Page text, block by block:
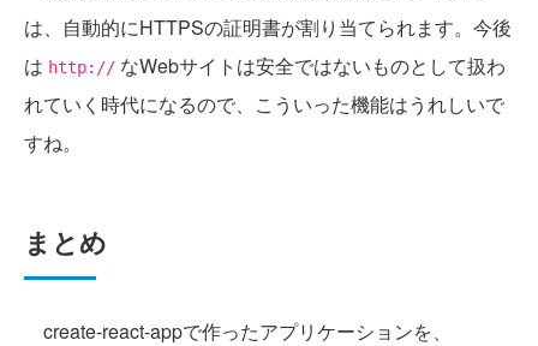
は、自動的にHTTPSの証明書が割り当てられます。今後
は http:// なWebサイトは安全ではないものとして扱わ
れていく時代になるので、こういった機能はうれしいで
すね。
まとめ
create-react-appで作ったアプリケーションを、